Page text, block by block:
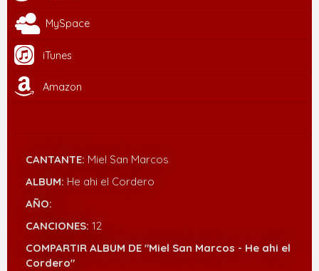
MySpace
iTunes
Amazon
CANTANTE: Miel San Marcos
ALBUM: He ahi el Cordero
AÑO:
CANCIONES: 12
COMPARTIR ALBUM DE "Miel San Marcos - He ahi el
Cordero"